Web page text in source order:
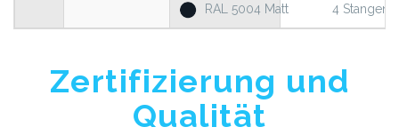
RAL 5004 Matt 4 Stangen
Zertifizierung und
Qualität